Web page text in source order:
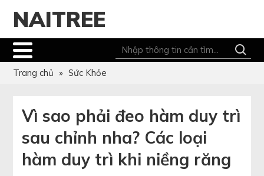
NAITREE
Trang chủ » Sức Khỏe
Vì sao phải đeo hàm duy trì
sau chỉnh nha? Các loại
hàm duy trì khi niềng răng